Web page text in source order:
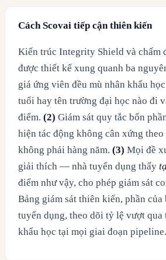
Cách Scovai tiếp cận thiên kiến
Kiến trúc Integrity Shield và chấm
được thiết kế xung quanh ba
giá ứng viên đều mù nhân khẩu
tuổi hay tên trường đại học nào đi
điểm. (2) Giám sát quy tắc bốn
hiện tác động không cân xứng
không phải hàng năm. (3) Mọi đề
giải thích — nhà tuyển dụng thấy
điểm như vậy, cho phép giám sát
Bảng giám sát thiên kiến, phần của
tuyển dụng, theo dõi tỷ lệ vượt qua
khẩu học tại mọi giai đoạn pipeline.